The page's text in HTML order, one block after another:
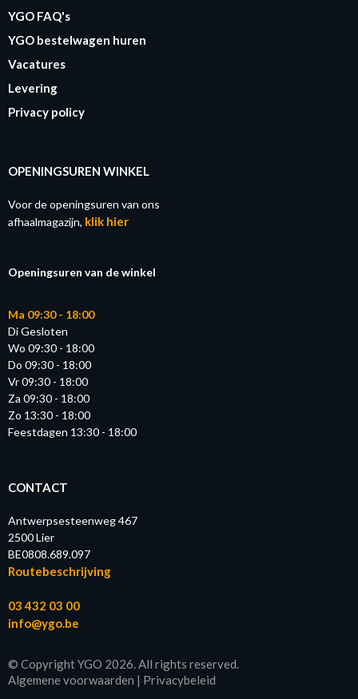
YGO FAQ's
YGO bestelwagen huren
Vacatures
Levering
Privacy policy
OPENINGSUREN WINKEL
Voor de openingsuren van ons
afhaalmagazijn, klik hier
Openingsuren van de winkel
Ma 09:30 - 18:00
Di Gesloten
Wo 09:30 - 18:00
Do 09:30 - 18:00
Vr 09:30 - 18:00
Za 09:30 - 18:00
Zo 13:30 - 18:00
Feestdagen 13:30 - 18:00
CONTACT
Antwerpsesteenweg 467
2500 Lier
BE0808.689.097
Routebeschrijving
03 432 03 00
info@ygo.be
© Copyright YGO 2026. All rights reserved.
Algemene voorwaarden | Privacybeleid